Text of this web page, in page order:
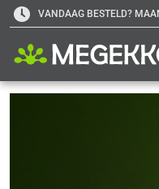
VANDAAG BESTELD?